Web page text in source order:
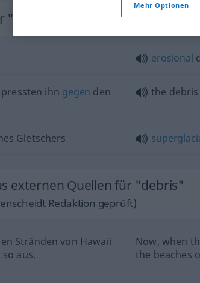
"debris"
erosional
ihn gegen den
the
Gletschers
externen Quellen für "debris"
Redaktion geprüft)
Stränden von Hawaii
aus.
Now, when
the beaches
Mehr Optionen